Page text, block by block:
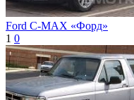
Ford C-MAX «Форд»
1 0